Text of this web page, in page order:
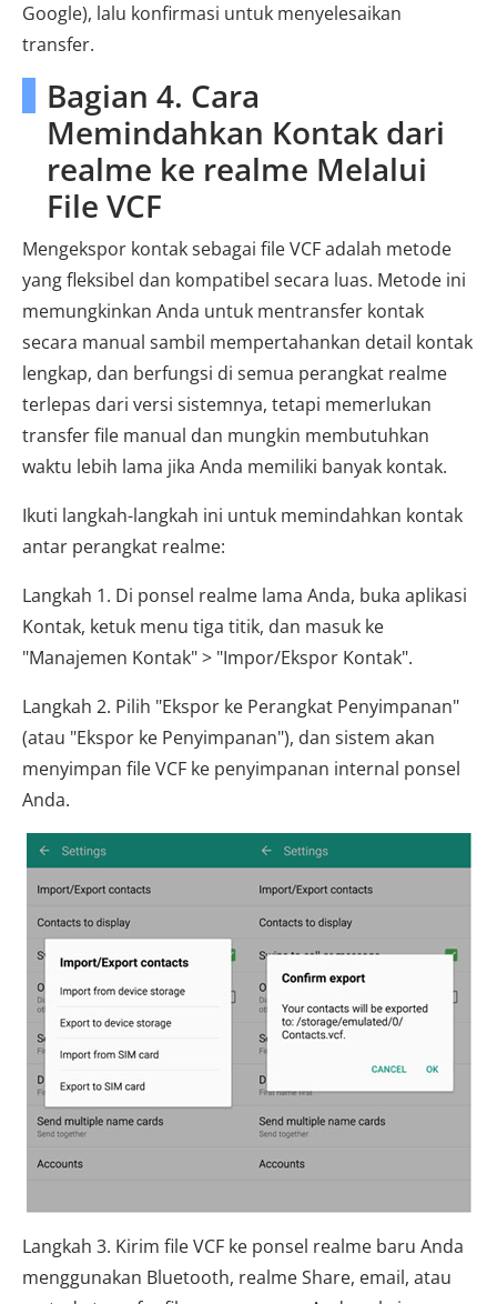
Google), lalu konfirmasi untuk menyelesaikan
transfer.
Bagian 4. Cara
Memindahkan Kontak dari
realme ke realme Melalui
File VCF
Mengekspor kontak sebagai file VCF adalah metode
yang fleksibel dan kompatibel secara luas. Metode ini
memungkinkan Anda untuk mentransfer kontak
secara manual sambil mempertahankan detail kontak
lengkap, dan berfungsi di semua perangkat realme
terlepas dari versi sistemnya, tetapi memerlukan
transfer file manual dan mungkin membutuhkan
waktu lebih lama jika Anda memiliki banyak kontak.
Ikuti langkah-langkah ini untuk memindahkan kontak
antar perangkat realme:
Langkah 1. Di ponsel realme lama Anda, buka aplikasi
Kontak, ketuk menu tiga titik, dan masuk ke
"Manajemen Kontak" > "Impor/Ekspor Kontak".
Langkah 2. Pilih "Ekspor ke Perangkat Penyimpanan"
(atau "Ekspor ke Penyimpanan"), dan sistem akan
menyimpan file VCF ke penyimpanan internal ponsel
Anda.
Langkah 3. Kirim file VCF ke ponsel realme baru Anda
menggunakan Bluetooth, realme Share, email, atau